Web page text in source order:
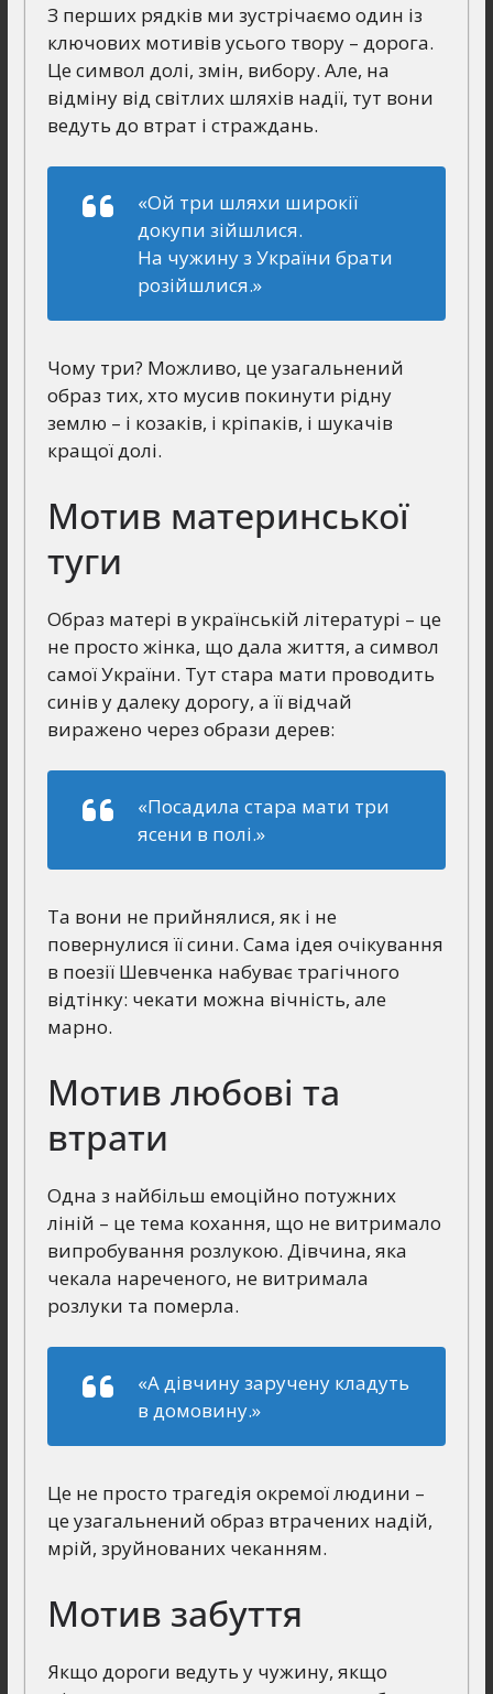
З перших рядків ми зустрічаємо один із
ключових мотивів усього твору – дорога.
Це символ долі, змін, вибору. Але, на
відміну від світлих шляхів надії, тут вони
ведуть до втрат і страждань.
«Ой три шляхи широкії
докупи зійшлися.
На чужину з України брати
розійшлися.»
Чому три? Можливо, це узагальнений
образ тих, хто мусив покинути рідну
землю – і козаків, і кріпаків, і шукачів
кращої долі.
Мотив материнської
туги
Образ матері в українській літературі – це
не просто жінка, що дала життя, а символ
самої України. Тут стара мати проводить
синів у далеку дорогу, а її відчай
виражено через образи дерев:
«Посадила стара мати три
ясени в полі.»
Та вони не прийнялися, як і не
повернулися її сини. Сама ідея очікування
в поезії Шевченка набуває трагічного
відтінку: чекати можна вічність, але
марно.
Мотив любові та
втрати
Одна з найбільш емоційно потужних
ліній – це тема кохання, що не витримало
випробування розлукою. Дівчина, яка
чекала нареченого, не витримала
розлуки та померла.
«А дівчину заручену кладуть
в домовину.»
Це не просто трагедія окремої людини –
це узагальнений образ втрачених надій,
мрій, зруйнованих чеканням.
Мотив забуття
Якщо дороги ведуть у чужину, якщо